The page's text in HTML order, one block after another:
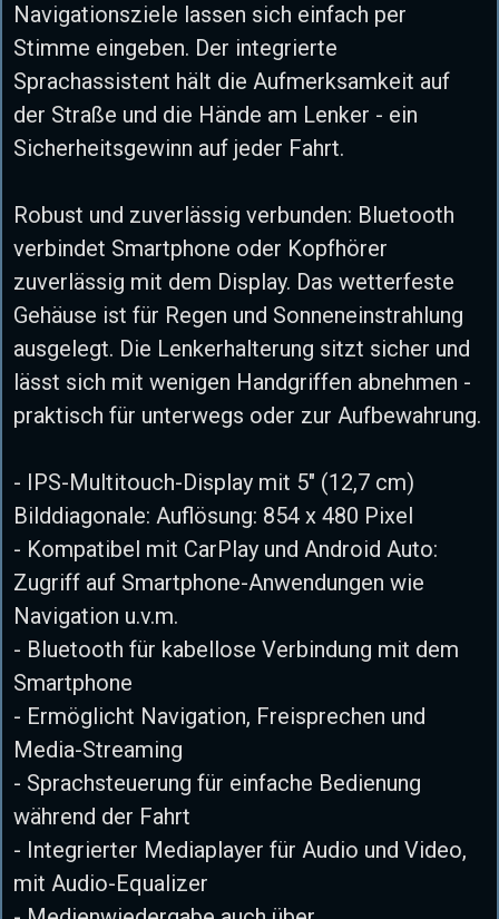
Navigationsziele lassen sich einfach per
Stimme eingeben. Der integrierte
Sprachassistent hält die Aufmerksamkeit auf
der Straße und die Hände am Lenker - ein
Sicherheitsgewinn auf jeder Fahrt.
Robust und zuverlässig verbunden: Bluetooth
verbindet Smartphone oder Kopfhörer
zuverlässig mit dem Display. Das wetterfeste
Gehäuse ist für Regen und Sonneneinstrahlung
ausgelegt. Die Lenkerhalterung sitzt sicher und
lässt sich mit wenigen Handgriffen abnehmen -
praktisch für unterwegs oder zur Aufbewahrung.
- IPS-Multitouch-Display mit 5" (12,7 cm)
Bilddiagonale: Auflösung: 854 x 480 Pixel
- Kompatibel mit CarPlay und Android Auto:
Zugriff auf Smartphone-Anwendungen wie
Navigation u.v.m.
- Bluetooth für kabellose Verbindung mit dem
Smartphone
- Ermöglicht Navigation, Freisprechen und
Media-Streaming
- Sprachsteuerung für einfache Bedienung
während der Fahrt
- Integrierter Mediaplayer für Audio und Video,
mit Audio-Equalizer